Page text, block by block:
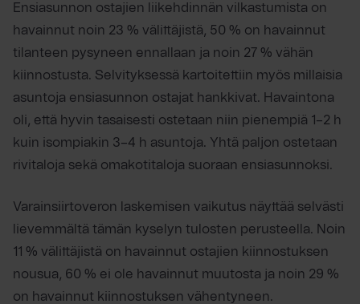
Ensiasunnon ostajien liikehdinnän vilkastumista on
havainnut noin 23 % välittäjistä, 50 % on havainnut
tilanteen pysyneen ennallaan ja noin 27 % vähän
kiinnostusta. Selvityksessä kartoitettiin myös millaisia
asuntoja ensiasunnon ostajat hankkivat. Havaintona
oli, että hyvin tasaisesti ostetaan niin pienempiä 1–2 h
kuin isompiakin 3–4 h asuntoja. Yhtä paljon ostetaan
rivitaloja sekä omakotitaloja suoraan ensiasunnoksi.
Varainsiirtoveron laskemisen vaikutus näyttää selvästi
lievemmältä tämän kyselyn tulosten perusteella. Noin
11 % välittäjistä on havainnut ostajien kiinnostuksen
nousua, 60 % ei ole havainnut muutosta ja noin 29 %
on havainnut kiinnostuksen vähentyneen.